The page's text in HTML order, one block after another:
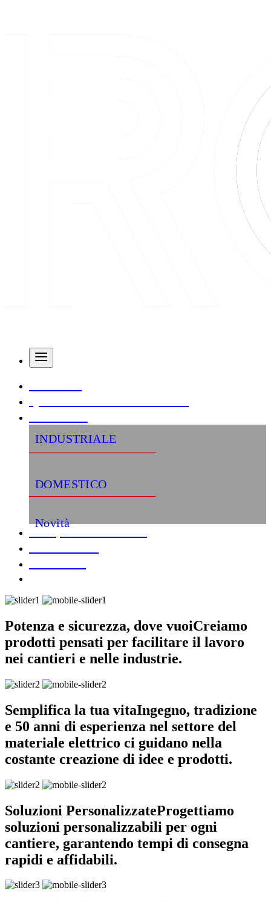
INDUSTRIALE
DOMESTICO
Novità
Potenza e sicurezza, dove vuoiCreiamo
prodotti pensati per facilitare il lavoro
nei cantieri e nelle industrie.
Semplifica la tua vitaIngegno, tradizione
e 50 anni di esperienza nel settore del
materiale elettrico ci guidano nella
costante creazione di idee e prodotti.
Soluzioni PersonalizzateProgettiamo
soluzioni personalizzabili per ogni
cantiere, garantendo tempi di consegna
rapidi e affidabili.